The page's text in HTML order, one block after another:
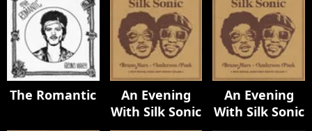
The Romantic
An Evening
With Silk Sonic
An Evening
With Silk Sonic